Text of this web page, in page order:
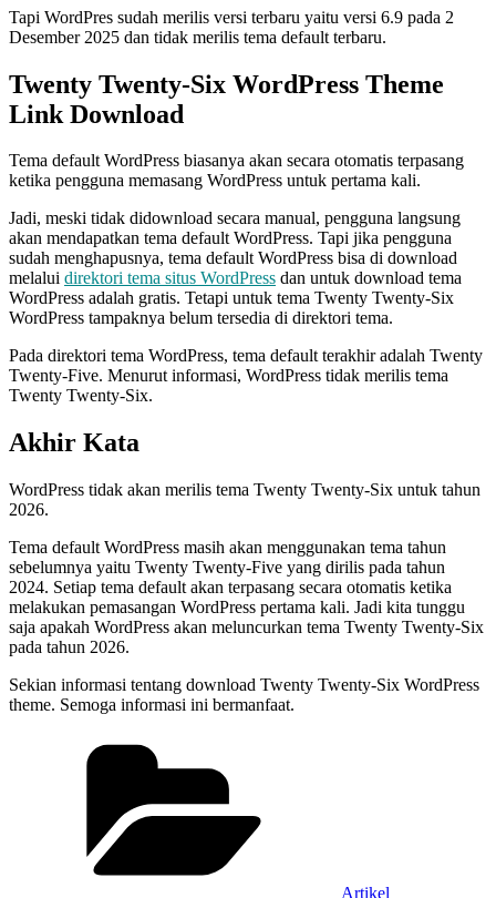
Tapi WordPres sudah merilis versi terbaru yaitu versi 6.9 pada 2
Desember 2025 dan tidak merilis tema default terbaru.
Twenty Twenty-Six WordPress Theme
Link Download
Tema default WordPress biasanya akan secara otomatis terpasang
ketika pengguna memasang WordPress untuk pertama kali.
Jadi, meski tidak didownload secara manual, pengguna langsung
akan mendapatkan tema default WordPress. Tapi jika pengguna
sudah menghapusnya, tema default WordPress bisa di download
melalui direktori tema situs WordPress dan untuk download tema
WordPress adalah gratis. Tetapi untuk tema Twenty Twenty-Six
WordPress tampaknya belum tersedia di direktori tema.
Pada direktori tema WordPress, tema default terakhir adalah Twenty
Twenty-Five. Menurut informasi, WordPress tidak merilis tema
Twenty Twenty-Six.
Akhir Kata
WordPress tidak akan merilis tema Twenty Twenty-Six untuk tahun
2026.
Tema default WordPress masih akan menggunakan tema tahun
sebelumnya yaitu Twenty Twenty-Five yang dirilis pada tahun
2024. Setiap tema default akan terpasang secara otomatis ketika
melakukan pemasangan WordPress pertama kali. Jadi kita tunggu
saja apakah WordPress akan meluncurkan tema Twenty Twenty-Six
pada tahun 2026.
Sekian informasi tentang download Twenty Twenty-Six WordPress
theme. Semoga informasi ini bermanfaat.
Artikel